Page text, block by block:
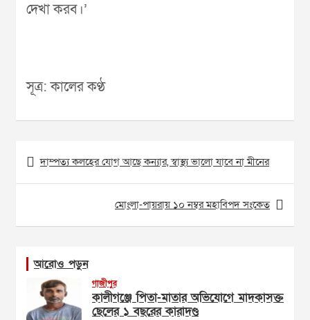
দেখা করব।’
সূত্র: কালের কণ্ঠ
Post
navigation
দাম্পত্য কলহের যোগ আছে কন্যার, স্বাস্থ্য ভালো যাবে না মীনের
মোংলা-পায়রায় ১০ নম্বর মহাবিপদ সংকেত
আরোও পড়ুন
গাজীপুর
কালীগঞ্জে পিতা-মাতার অভিযোগে মাদকাসক্ত
ছেলের ১ বছরের কারাদণ্ড